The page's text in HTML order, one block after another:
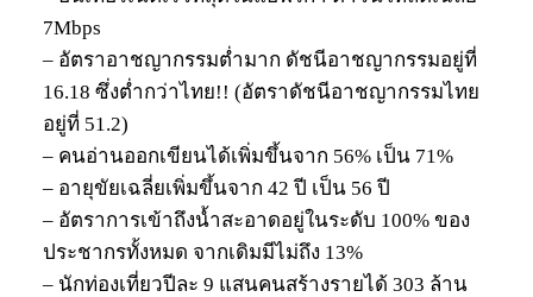
7Mbps
– อัตราอาชญากรรมต่ำมาก ดัชนีอาชญากรรมอยู่ที่
16.18 ซึ่งต่ำกว่าไทย!! (อัตราดัชนีอาชญากรรมไทย
อยู่ที่ 51.2)
– คนอ่านออกเขียนได้เพิ่มขึ้นจาก 56% เป็น 71%
– อายุขัยเฉลี่ยเพิ่มขึ้นจาก 42 ปี เป็น 56 ปี
– อัตราการเข้าถึงน้ำสะอาดอยู่ในระดับ 100% ของ
ประชากรทั้งหมด จากเดิมมีไม่ถึง 13%
– นักท่องเที่ยวปีละ 9 แสนคนสร้างรายได้ 303 ล้าน